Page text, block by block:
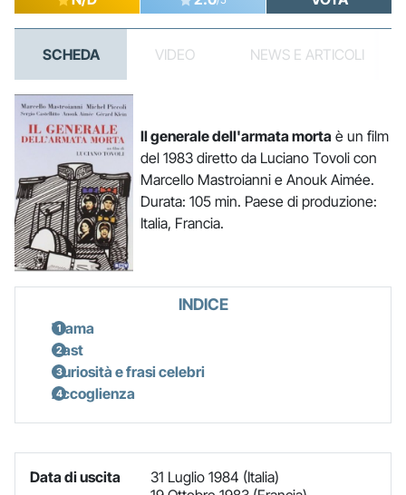
SCHEDA VIDEO NEWS E ARTICOLI
Il generale dell'armata mortaè un film
del 1983 diretto da Luciano Tovoli con
Marcello Mastroianni e Anouk Aimée.
Durata: 105 min. Paese di produzione:
Italia, Francia.
INDICE
Trama
Cast
Curiosità e frasi celebri
Accoglienza
Data di uscita
31 Luglio 1984 (Italia)